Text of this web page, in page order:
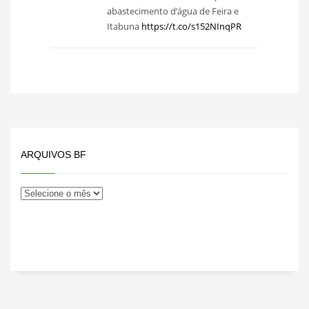
abastecimento d’água de Feira e
Itabuna https://t.co/s152NInqPR
ARQUIVOS BF